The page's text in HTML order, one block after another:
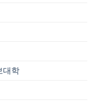
대학